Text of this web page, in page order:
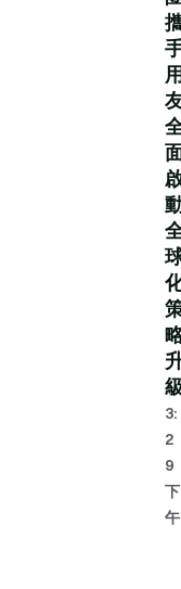
3:
2
9
下
午